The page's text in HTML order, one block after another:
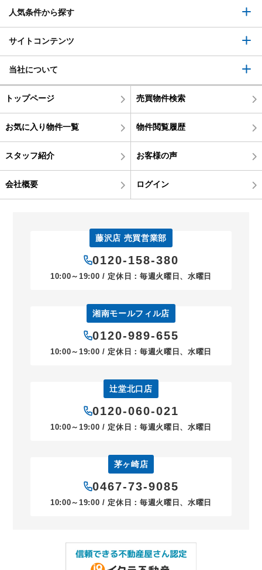
人気条件から探す
サイトコンテンツ
当社について
トップページ 売買物件検索
お気に入り物件一覧 物件閲覧履歴
スタッフ紹介 お客様の声
会社概要 ログイン
藤沢店 売買営業部
0120-158-380
10:00～19:00 / 定休日：毎週火曜日、水曜日
湘南モールフィル店
0120-989-655
10:00～19:00 / 定休日：毎週火曜日、水曜日
辻堂北口店
0120-060-021
10:00～19:00 / 定休日：毎週火曜日、水曜日
茅ヶ崎店
0467-73-9085
10:00～19:00 / 定休日：毎週火曜日、水曜日